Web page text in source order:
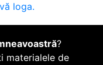
loga.
?
materialele de